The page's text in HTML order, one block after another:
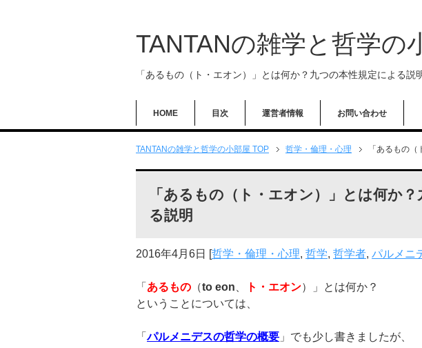
TANTANの雑学と哲学の
「あるもの（ト・エオン）」とは何か？九つの本性規定による説
HOME 目次 運営者情報 お問い合わせ
TANTANの雑学と哲学の小部屋 TOP 哲学・倫理・心理 「あるもの
「あるもの（ト・エオン）」とは何か
る説明
2016年4月6日 [哲学・倫理・心理, 哲学, 哲学者, パルメニ
「 あるもの （to eon ト・エオン）」とは何か？
ということについては、
「パルメニデスの哲学の概要 」でも少し書きましたが、